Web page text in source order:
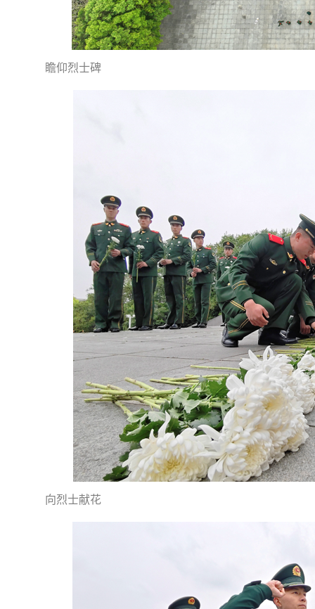
瞻仰烈士碑
向烈士献花